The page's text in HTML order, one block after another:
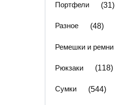
Портфели (31)
Разное (48)
Ремешки и ремни
Рюкзаки (118)
Сумки (544)